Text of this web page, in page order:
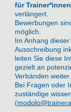
für
verlängert.
Bewerbungen
möglich.
Im Anhang
Ausschreibung
leiten Sie diese
gezielt an
Verbänden weiter.
Bei Fragen oder
zuständige
(